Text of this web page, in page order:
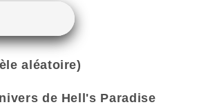
aléatoire)
de Hell's Paradise